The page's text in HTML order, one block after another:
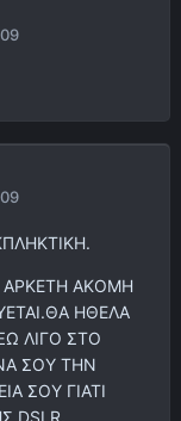
ΑΡΚΕΤΗ ΑΚΟΜΗ
ΗΘΕΛΑ
ΛΙΓΟ ΣΤΟ
ΝΑ ΣΟΥ ΤΗΝ
ΣΟΥ ΓΙΑΤΙ